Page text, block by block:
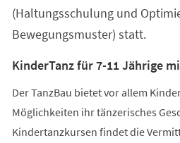
(Haltungsschulung und
Bewegungsmuster) statt.
KinderTanz für 7-11 Jährige
Der TanzBau bietet vor allem
Möglichkeiten ihr tänzerisches
Kindertanzkursen findet die